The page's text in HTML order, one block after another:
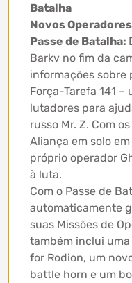
Batalha
Novos
Passe de Batalha:
Barkv no fim da
informações sobre
Força-Tarefa 141
lutadores para
russo Mr. Z. Com
Aliança em solo
próprio operador
à luta.
Com o Passe de
automaticamente
suas Missões de
também inclui uma
for Rodion, um
battle horn e um